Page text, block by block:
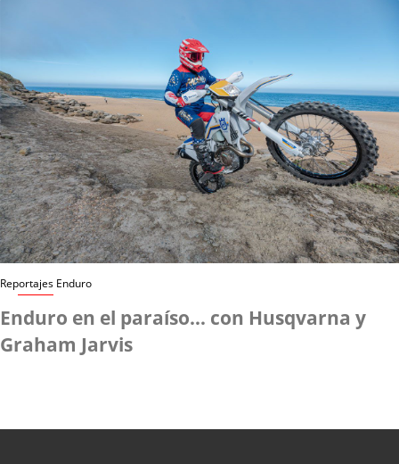
Reportajes Enduro
Enduro en el paraíso… con Husqvarna y
Graham Jarvis